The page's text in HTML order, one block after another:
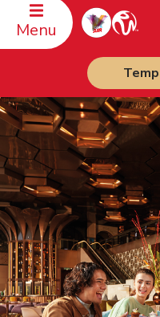
Menu